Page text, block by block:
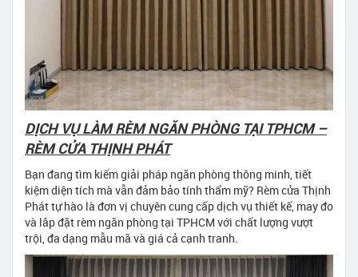
DỊCH VỤ LÀM RÈM NGĂN PHÒNG TẠI TPHCM –
RÈM CỬA THỊNH PHÁT
Bạn đang tìm kiếm giải pháp ngăn phòng thông minh, tiết
kiệm diện tích mà vẫn đảm bảo tính thẩm mỹ? Rèm cửa Thịnh
Phát tự hào là đơn vị chuyên cung cấp dịch vụ thiết kế, may đo
và lắp đặt rèm ngăn phòng tại TPHCM với chất lượng vượt
trội, đa dạng mẫu mã và giá cả cạnh tranh.